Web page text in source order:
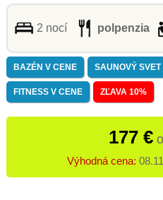
2 nocí polpenzia
BAZÉN V CENE SAUNOVÝ SVET
FITNESS V CENE ZĽAVA 10%
177 €
Výhodná cena: